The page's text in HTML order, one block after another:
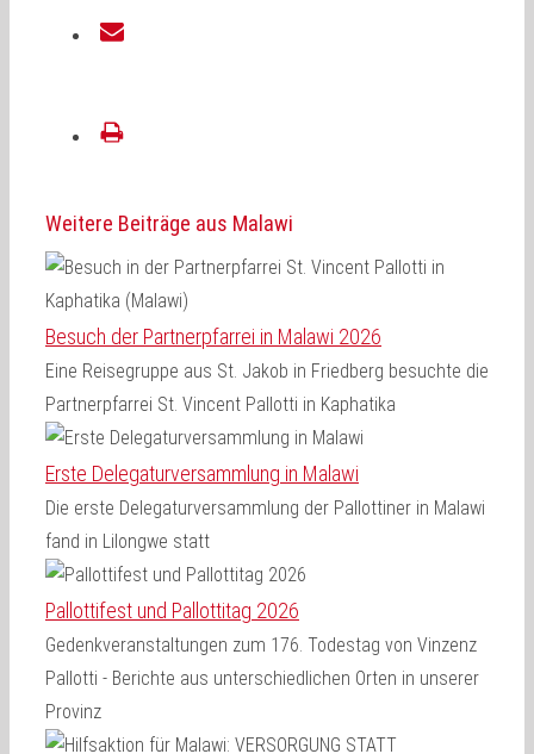
Weitere Beiträge aus Malawi
Besuch der Partnerpfarrei in Malawi 2026
Eine Reisegruppe aus St. Jakob in Friedberg besuchte die
Partnerpfarrei St. Vincent Pallotti in Kaphatika
Erste Delegaturversammlung in Malawi
Die erste Delegaturversammlung der Pallottiner in Malawi
fand in Lilongwe statt
Pallottifest und Pallottitag 2026
Gedenkveranstaltungen zum 176. Todestag von Vinzenz
Pallotti - Berichte aus unterschiedlichen Orten in unserer
Provinz